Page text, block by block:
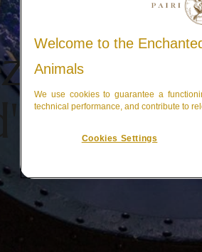
les
Welcome to the
Animals
We use cookies to guarantee a
technical performance, and contribute to
Cookies Settings